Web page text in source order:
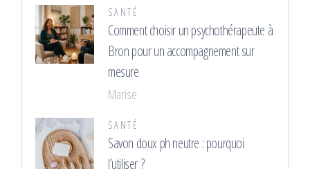
SANTÉ
Comment choisir un psychothérapeute à
Bron pour un accompagnement sur
mesure
Marise
SANTÉ
Savon doux ph neutre : pourquoi
l’utiliser ?